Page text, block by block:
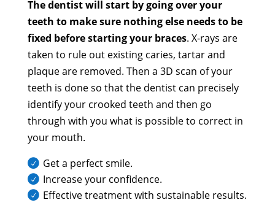
The dentist will start by going over your
teeth to make sure nothing else needs to be
fixed before starting your braces. X-rays are
taken to rule out existing caries, tartar and
plaque are removed. Then a 3D scan of your
teeth is done so that the dentist can precisely
identify your crooked teeth and then go
through with you what is possible to correct in
your mouth.
Get a perfect smile.
Increase your confidence.
Effective treatment with sustainable results.